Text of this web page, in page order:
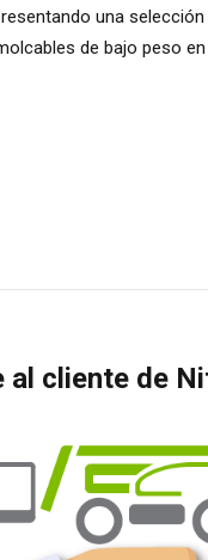
una
de bajo peso
al cliente de